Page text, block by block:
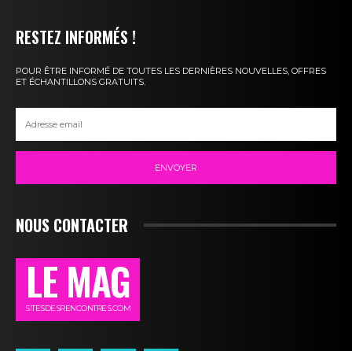
RESTEZ INFORMÉS !
POUR ÊTRE INFORMÉ DE TOUTES LES DERNIÈRES NOUVELLES, OFFRES
ET ÉCHANTILLONS GRATUITS.
ENVOYER
NOUS CONTACTER
LE MAG
SITESDESRENCONTRES.COM